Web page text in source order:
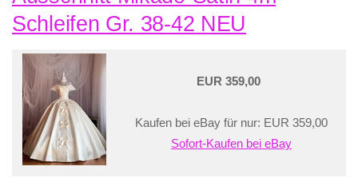
Schleifen Gr. 38-42 NEU
EUR 359,00
Kaufen bei eBay für nur: EUR 359,00
Sofort-Kaufen bei eBay